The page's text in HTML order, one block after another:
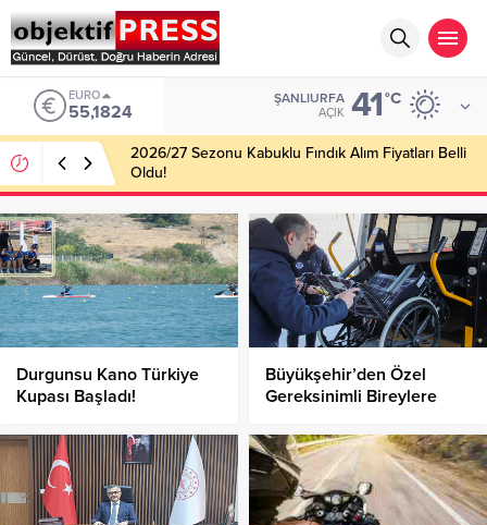
EURO
55,1824
ŞANLIURFA
AÇIK 41°C
2026/27 Sezonu Kabuklu Fındık Alım Fiyatları Belli
Oldu!
Durgunsu Kano Türkiye
Kupası Başladı!
Büyükşehir’den Özel
Gereksinimli Bireylere